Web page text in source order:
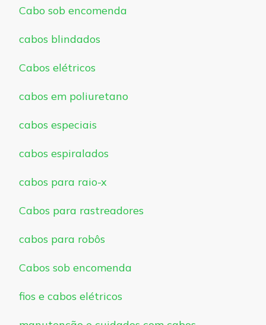
Cabo sob encomenda
cabos blindados
Cabos elétricos
cabos em poliuretano
cabos especiais
cabos espiralados
cabos para raio-x
Cabos para rastreadores
cabos para robôs
Cabos sob encomenda
fios e cabos elétricos